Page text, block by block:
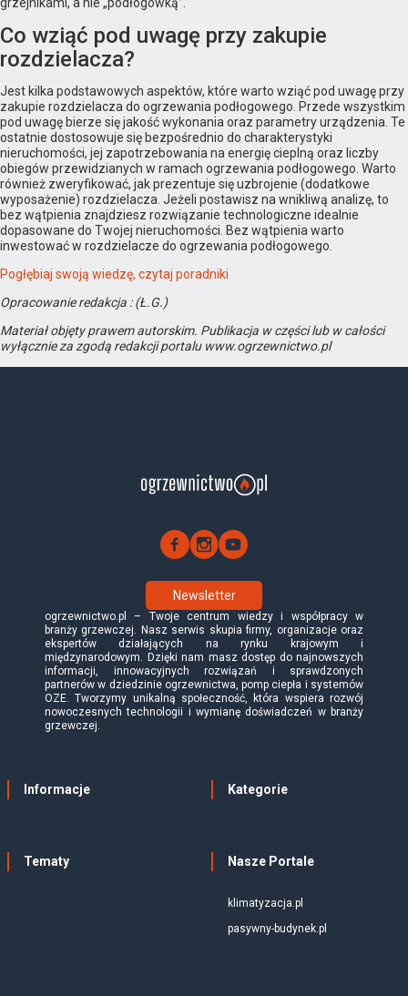
Co wziąć pod uwagę przy zakupie
rozdzielacza?
Jest kilka podstawowych aspektów, które warto wziąć pod uwagę przy
zakupie rozdzielacza do ogrzewania podłogowego. Przede wszystkim
pod uwagę bierze się jakość wykonania oraz parametry urządzenia. Te
ostatnie dostosowuje się bezpośrednio do charakterystyki
nieruchomości, jej zapotrzebowania na energię cieplną oraz liczby
obiegów przewidzianych w ramach ogrzewania podłogowego. Warto
również zweryfikować, jak prezentuje się uzbrojenie (dodatkowe
wyposażenie) rozdzielacza. Jeżeli postawisz na wnikliwą analizę, to
bez wątpienia znajdziesz rozwiązanie technologiczne idealnie
dopasowane do Twojej nieruchomości. Bez wątpienia warto
inwestować w rozdzielacze do ogrzewania podłogowego.
Pogłębiaj swoją wiedzę, czytaj poradniki
Opracowanie redakcja : (Ł.G.)
Materiał objęty prawem autorskim. Publikacja w części lub w całości
wyłącznie za zgodą redakcji portalu www.ogrzewnictwo.pl
Newsletter
ogrzewnictwo.pl – Twoje centrum wiedzy i współpracy w
branży grzewczej. Nasz serwis skupia firmy, organizacje oraz
ekspertów działających na rynku krajowym i
międzynarodowym. Dzięki nam masz dostęp do najnowszych
informacji, innowacyjnych rozwiązań i sprawdzonych
partnerów w dziedzinie ogrzewnictwa, pomp ciepła i systemów
OZE. Tworzymy unikalną społeczność, która wspiera rozwój
nowoczesnych technologii i wymianę doświadczeń w branży
grzewczej.
Informacje Kategorie
Tematy Nasze Portale
klimatyzacja.pl
pasywny-budynek.pl